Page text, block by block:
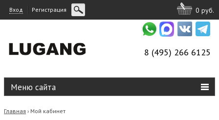
Вход Регистрация 0 руб.
8 (495) 266 6125
Меню сайта
Главная › Мой кабинет